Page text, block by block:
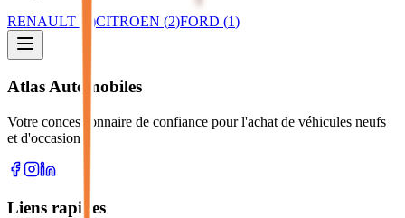
RENAULT
)CITROEN (2)FORD (1)
Atlas Automobiles
Votre concessionnaire de confiance pour l'achat de véhicules neufs
et d'occasion.
Liens rapides